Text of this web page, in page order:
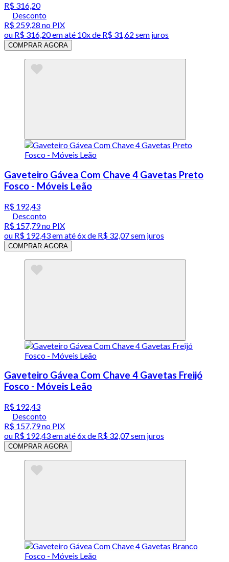
R$ 316,20
Desconto
R$ 259,28 no PIX
ou R$ 316,20em até 10x de R$ 31,62 sem juros
COMPRAR AGORA
Gaveteiro Gávea Com Chave 4 Gavetas Preto
Fosco - Móveis Leão
R$ 192,43
Desconto
R$ 157,79no PIX
ou R$ 192,43em até6x de R$ 32,07 sem juros
COMPRAR AGORA
Gaveteiro Gávea Com Chave 4 Gavetas Freijó
Fosco - Móveis Leão
R$ 192,43
Desconto
R$ 157,79no PIX
ou R$ 192,43em até6x de R$ 32,07 sem juros
COMPRAR AGORA